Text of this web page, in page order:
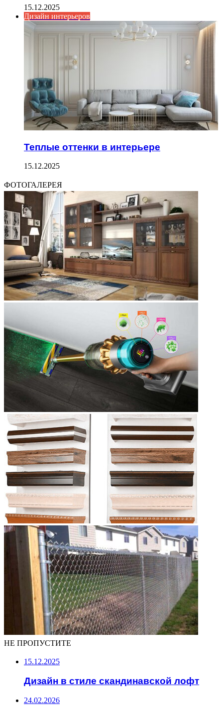
15.12.2025
Дизайн интерьеров
Теплые оттенки в интерьере
15.12.2025
ФОТОГАЛЕРЕЯ
НЕ ПРОПУСТИТЕ
15.12.2025
Дизайн в стиле скандинавской лофт
24.02.2026